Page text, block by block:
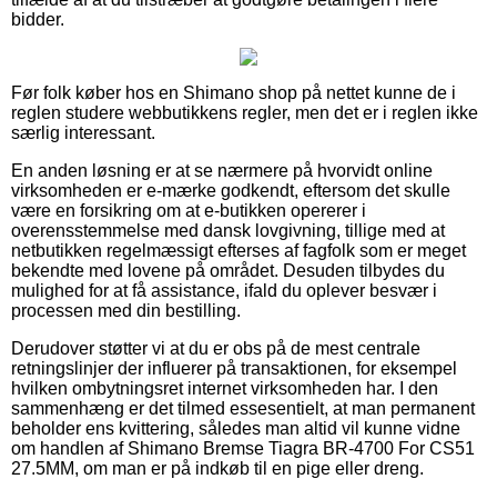
bidder.
Før folk køber hos en Shimano shop på nettet kunne de i
reglen studere webbutikkens regler, men det er i reglen ikke
særlig interessant.
En anden løsning er at se nærmere på hvorvidt online
virksomheden er e-mærke godkendt, eftersom det skulle
være en forsikring om at e-butikken opererer i
overensstemmelse med dansk lovgivning, tillige med at
netbutikken regelmæssigt efterses af fagfolk som er meget
bekendte med lovene på området. Desuden tilbydes du
mulighed for at få assistance, ifald du oplever besvær i
processen med din bestilling.
Derudover støtter vi at du er obs på de mest centrale
retningslinjer der influerer på transaktionen, for eksempel
hvilken ombytningsret internet virksomheden har. I den
sammenhæng er det tilmed essesentielt, at man permanent
beholder ens kvittering, således man altid vil kunne vidne
om handlen af Shimano Bremse Tiagra BR-4700 For CS51
27.5MM, om man er på indkøb til en pige eller dreng.